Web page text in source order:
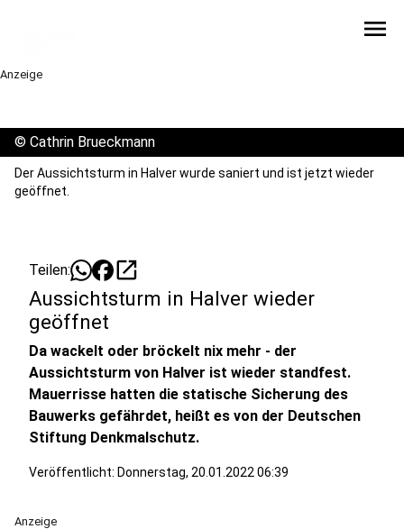
menu
Anzeige
© Cathrin Brueckmann
Der Aussichtsturm in Halver wurde saniert und ist jetzt wieder
geöffnet.
Teilen: open_in_new
Aussichtsturm in Halver wieder
geöffnet
Da wackelt oder bröckelt nix mehr - der
Aussichtsturm von Halver ist wieder standfest.
Mauerrisse hatten die statische Sicherung des
Bauwerks gefährdet, heißt es von der Deutschen
Stiftung Denkmalschutz.
Veröffentlicht: Donnerstag, 20.01.2022 06:39
Anzeige